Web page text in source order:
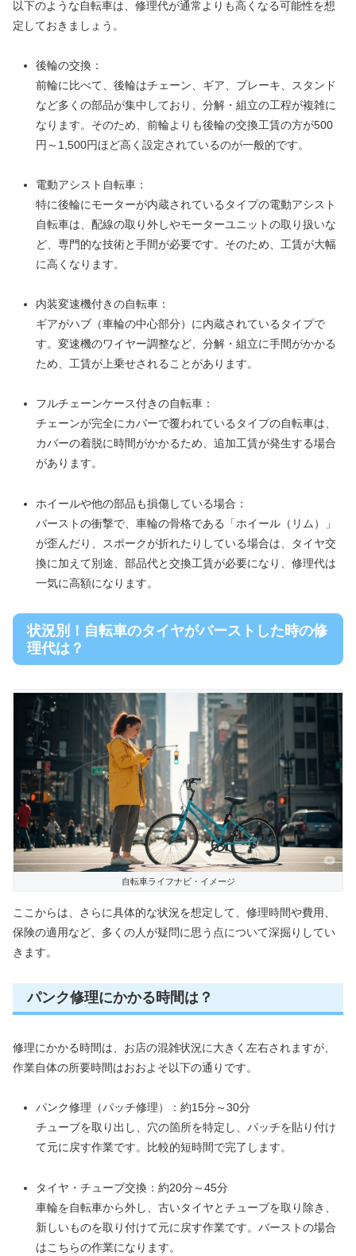
以下のような自転車は、修理代が通常よりも高くなる可能性を想
定しておきましょう。
後輪の交換：
前輪に比べて、後輪はチェーン、ギア、ブレーキ、スタンド
など多くの部品が集中しており、分解・組立の工程が複雑に
なります。そのため、前輪よりも後輪の交換工賃の方が500
円～1,500円ほど高く設定されているのが一般的です。
電動アシスト自転車：
特に後輪にモーターが内蔵されているタイプの電動アシスト
自転車は、配線の取り外しやモーターユニットの取り扱いな
ど、専門的な技術と手間が必要です。そのため、工賃が大幅
に高くなります。
内装変速機付きの自転車：
ギアがハブ（車輪の中心部分）に内蔵されているタイプで
す。変速機のワイヤー調整など、分解・組立に手間がかかる
ため、工賃が上乗せされることがあります。
フルチェーンケース付きの自転車：
チェーンが完全にカバーで覆われているタイプの自転車は、
カバーの着脱に時間がかかるため、追加工賃が発生する場合
があります。
ホイールや他の部品も損傷している場合：
バーストの衝撃で、車輪の骨格である「ホイール（リム）」
が歪んだり、スポークが折れたりしている場合は、タイヤ交
換に加えて別途、部品代と交換工賃が必要になり、修理代は
一気に高額になります。
状況別！自転車のタイヤがバーストした時の修
理代は？
自転車ライフナビ・イメージ
ここからは、さらに具体的な状況を想定して、修理時間や費用、
保険の適用など、多くの人が疑問に思う点について深掘りしてい
きます。
パンク修理にかかる時間は？
修理にかかる時間は、お店の混雑状況に大きく左右されますが、
作業自体の所要時間はおおよそ以下の通りです。
パンク修理（パッチ修理）：約15分～30分
チューブを取り出し、穴の箇所を特定し、パッチを貼り付け
て元に戻す作業です。比較的短時間で完了します。
タイヤ・チューブ交換：約20分～45分
車輪を自転車から外し、古いタイヤとチューブを取り除き、
新しいものを取り付けて元に戻す作業です。バーストの場合
はこちらの作業になります。